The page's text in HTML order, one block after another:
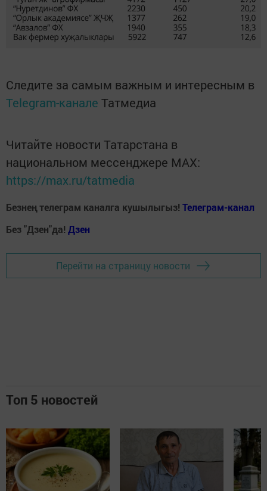
Следите за самым важным и интересным в
Telegram-канале Татмедиа
Читайте новости Татарстана в
национальном мессенджере MАХ:
https://max.ru/tatmedia
Безнең телеграм каналга кушылыгыз! Телеграм-канал
Без "Дзен"да! Дзен
Перейти на страницу новости
Топ 5 новостей